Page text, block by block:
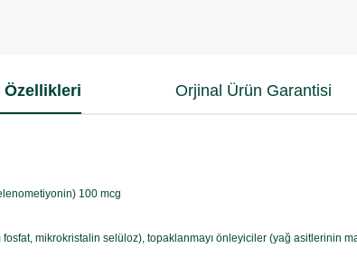
Özellikleri Orjinal Ürün Garantisi
100 mcg
fosfat, mikrokristalin selüloz), topaklanmayı önleyiciler (yağ asitlerinin